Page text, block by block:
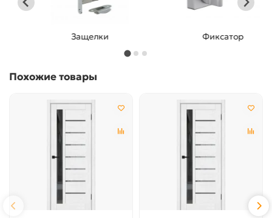
Защелки Фиксатор
Похожие товары